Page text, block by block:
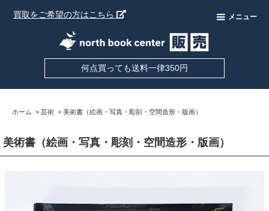
買取をご希望の方はこちら メニュー
何点買っても送料一律350円
ホーム > 芸術 > 美術書（絵画・写真・彫刻・空間造形・版画）
美術書（絵画・写真・彫刻・空間造形・版画）